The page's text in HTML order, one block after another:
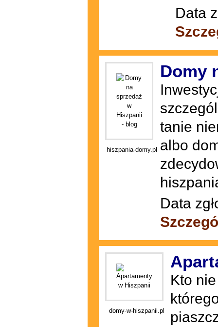
Data
hiszpania-domy.pl
Domy
tanie
albo
Data
domy-w-hiszpanii.pl
Kto